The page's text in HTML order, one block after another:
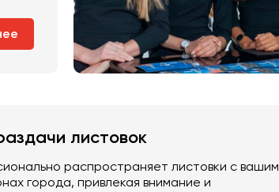
листовок
распространяет листовки с вашим
города, привлекая внимание и